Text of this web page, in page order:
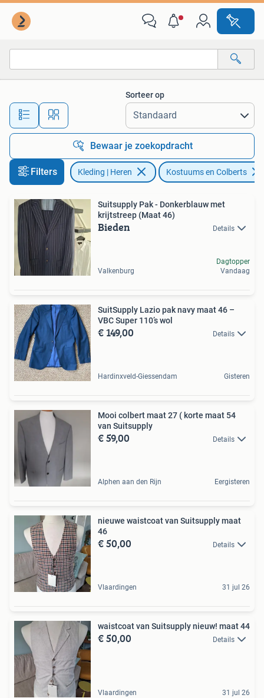
Alle afstanden…
Sorteer op
Bewaar je zoekopdracht
Filters Kleding | Heren Kostuums en Colberts
Suitsupply Pak - Donkerblauw met
krijtstreep (Maat 46)
Bieden Details
Valkenburg
Dagtopper
Vandaag
SuitSupply Lazio pak navy maat 46 –
VBC Super 110’s wol
€ 149,00 Details
Hardinxveld-Giessendam Gisteren
Mooi colbert maat 27 ( korte maat 54
van Suitsupply
€ 59,00 Details
Alphen aan den Rijn Eergisteren
nieuwe waistcoat van Suitsupply maat
46
€ 50,00 Details
Vlaardingen 31 jul 26
waistcoat van Suitsupply nieuw! maat 44
€ 50,00 Details
Vlaardingen 31 jul 26